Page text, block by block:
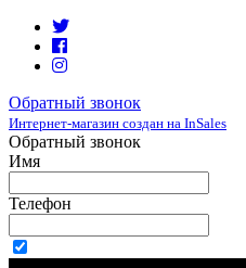
Обратный звонок
Интернет-магазин создан на InSales
Обратный звонок
Имя
Телефон